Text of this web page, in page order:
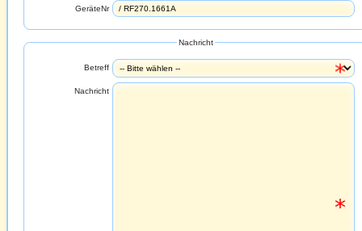
GeräteNr
Nachricht
Betreff
Nachricht